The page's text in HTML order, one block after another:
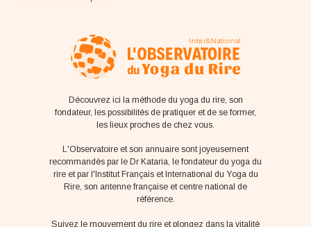
Découvrez ici la méthode du yoga du rire, son
fondateur, les possibilités de pratiquer et de se former,
les lieux proches de chez vous.
L'Observatoire et son annuaire sont joyeusement
recommandés par le Dr Kataria, le fondateur du yoga du
rire et par l'Institut Français et International du Yoga du
Rire, son antenne française et centre national de
référence.
Suivez le mouvement du rire et plongez dans la vitalité